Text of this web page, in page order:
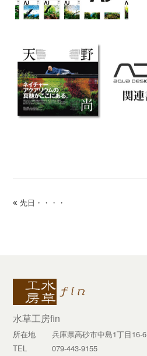
previous
先日・・・・
水草工房fin
所在地
兵庫県高砂市中島1丁目16-6
TEL
079-443-9155